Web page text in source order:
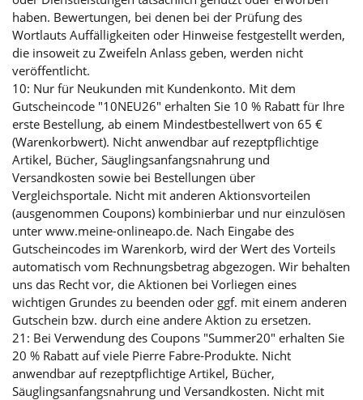
haben. Bewertungen, bei denen bei der Prüfung des
Wortlauts Auffälligkeiten oder Hinweise festgestellt werden,
die insoweit zu Zweifeln Anlass geben, werden nicht
veröffentlicht.
10: Nur für Neukunden mit Kundenkonto. Mit dem
Gutscheincode "10NEU26" erhalten Sie 10 % Rabatt für Ihre
erste Bestellung, ab einem Mindestbestellwert von 65 €
(Warenkorbwert). Nicht anwendbar auf rezeptpflichtige
Artikel, Bücher, Säuglingsanfangsnahrung und
Versandkosten sowie bei Bestellungen über
Vergleichsportale. Nicht mit anderen Aktionsvorteilen
(ausgenommen Coupons) kombinierbar und nur einzulösen
unter www.meine-onlineapo.de. Nach Eingabe des
Gutscheincodes im Warenkorb, wird der Wert des Vorteils
automatisch vom Rechnungsbetrag abgezogen. Wir behalten
uns das Recht vor, die Aktionen bei Vorliegen eines
wichtigen Grundes zu beenden oder ggf. mit einem anderen
Gutschein bzw. durch eine andere Aktion zu ersetzen.
21: Bei Verwendung des Coupons "Summer20" erhalten Sie
20 % Rabatt auf viele Pierre Fabre-Produkte. Nicht
anwendbar auf rezeptpflichtige Artikel, Bücher,
Säuglingsanfangsnahrung und Versandkosten. Nicht mit